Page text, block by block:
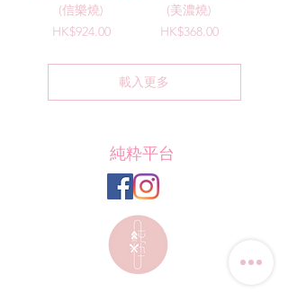
(信樂燒)
價格
HK$924.00
(美濃燒)
價格
HK$368.00
載入更多
純粋平台